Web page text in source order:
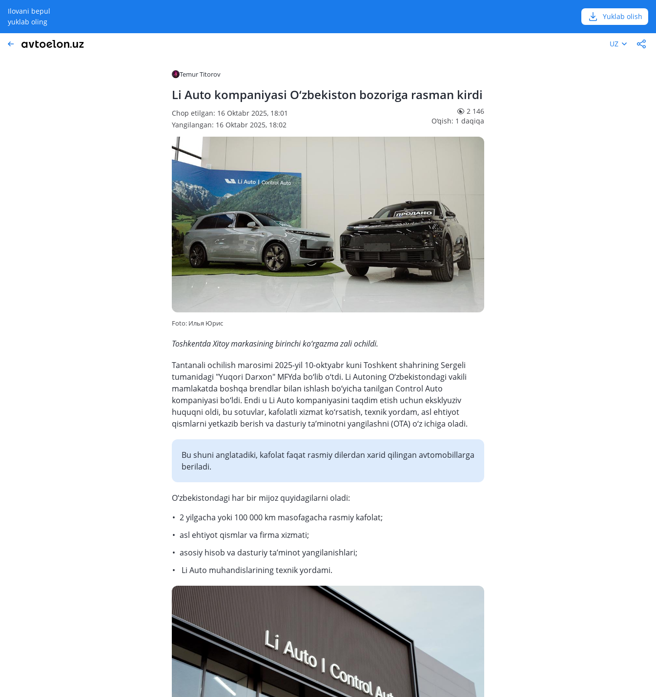
Ilovani bepul
yuklab oling
Yuklab olish
UZ
Temur Titorov
Li Auto kompaniyasi O‘zbekiston bozoriga rasman kirdi
Chop etilgan: 16 Oktabr 2025, 18:01
Yangilangan: 16 Oktabr 2025, 18:02
2 146
O‘qish: 1 daqiqa
Foto: Илья Юрис
Toshkentda Xitoy markasining birinchi ko‘rgazma zali ochildi.
Tantanali ochilish marosimi 2025-yil 10-oktyabr kuni Toshkent shahrining Sergeli
tumanidagi "Yuqori Darxon" MFYda bo‘lib o‘tdi. Li Autoning O‘zbekistondagi vakili
mamlakatda boshqa brendlar bilan ishlash bo‘yicha tanilgan Control Auto
kompaniyasi bo‘ldi. Endi u Li Auto kompaniyasini taqdim etish uchun eksklyuziv
huquqni oldi, bu sotuvlar, kafolatli xizmat ko‘rsatish, texnik yordam, asl ehtiyot
qismlarni yetkazib berish va dasturiy ta’minotni yangilashni (OTA) o‘z ichiga oladi.
Bu shuni anglatadiki, kafolat faqat rasmiy dilerdan xarid qilingan avtomobillarga
beriladi.
O‘zbekistondagi har bir mijoz quyidagilarni oladi:
2 yilgacha yoki 100 000 km masofagacha rasmiy kafolat;
asl ehtiyot qismlar va firma xizmati;
asosiy hisob va dasturiy ta’minot yangilanishlari;
Li Auto muhandislarining texnik yordami.